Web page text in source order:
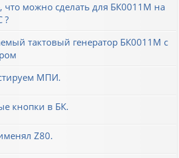
что можно сделать для БК0011М на
?
тактовый генератор БК0011М с
МПИ.
кнопки в БК.
Z80.